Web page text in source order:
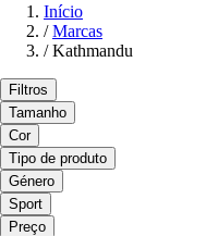
Início
/ Marcas
/ Kathmandu
Filtros
Tamanho
Cor
Tipo de produto
Género
Sport
Preço